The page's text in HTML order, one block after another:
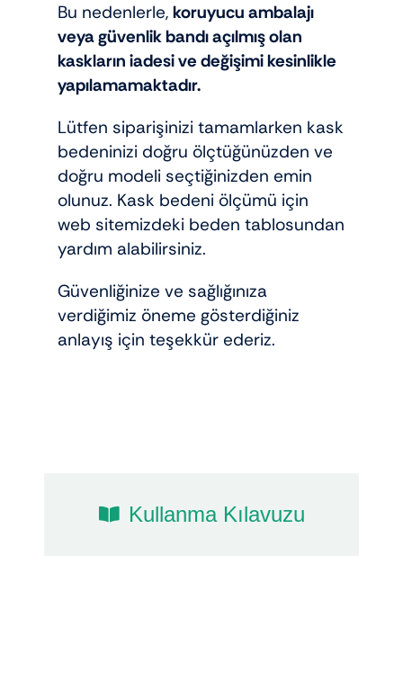
Bu nedenlerle,koruyucu ambalajı
veya güvenlik bandı açılmış olan
kaskların iadesi ve değişimi kesinlikle
yapılamamaktadır.
Lütfen siparişinizi tamamlarken kask
bedeninizi doğru ölçtüğünüzden ve
doğru modeli seçtiğinizden emin
olunuz. Kask bedeni ölçümü için
web sitemizdeki beden tablosundan
yardım alabilirsiniz.
Güvenliğinize ve sağlığınıza
verdiğimiz öneme gösterdiğiniz
anlayış için teşekkür ederiz.
Kullanma Kılavuzu